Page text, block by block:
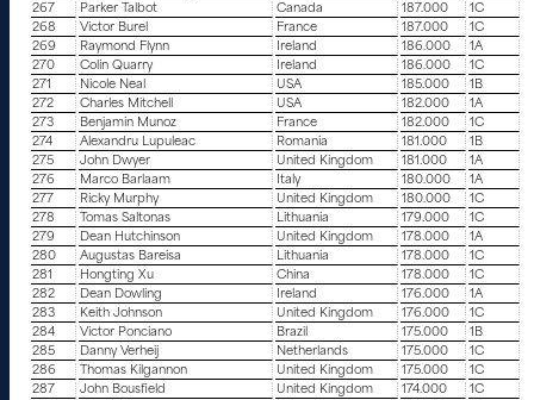
267
Parker Talbot Canada 187.000
1C
268
Victor Burel France 187.000
1C
269
Raymond Flynn Ireland 186.000
1A
270
Colin Quarry Ireland 186.000
1C
271
Nicole Neal USA 185.000
1B
272
Charles Mitchell USA 182.000
1A
273
Benjamin Munoz France 182.000
1C
274
Alexandru Lupuleac Romania 181.000
1B
275
John Dwyer United Kingdom 181.000
1A
276
Marco Barlaam Italy 180.000
1A
277
Ricky Murphy United Kingdom 180.000
1C
278
Tomas Saltonas Lithuania 179.000
1C
279
Dean Hutchinson United Kingdom 178.000
1A
280
Augustas Bareisa Lithuania 178.000
1C
281
Hongting Xu China 178.000
1C
282
Dean Dowling Ireland 176.000
1A
283
Keith Johnson United Kingdom 176.000
1C
284
Victor Ponciano Brazil 175.000
1B
285
Danny Verheij Netherlands 175.000
1C
286
Thomas Kilgannon United Kingdom 175.000
1C
287
John Bousfield United Kingdom 174.000
1C